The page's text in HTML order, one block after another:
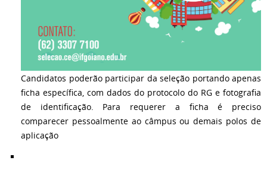
Candidatos poderão participar da seleção portando apenas
ficha específica, com dados do protocolo do RG e fotografia
de identificação. Para requerer a ficha é preciso
comparecer pessoalmente ao câmpus ou demais polos de
aplicação